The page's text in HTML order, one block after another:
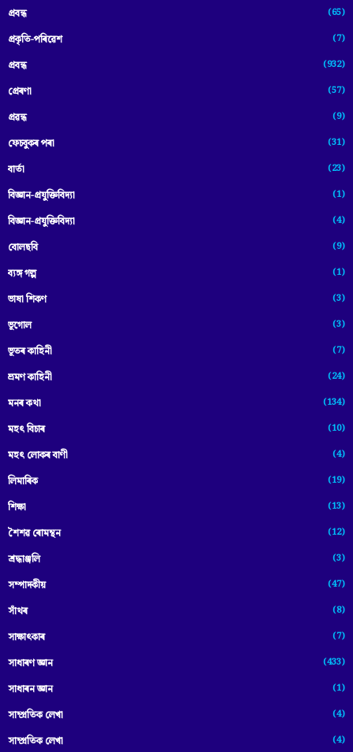
প্রবন্ধ (65)
প্ৰকৃতি-পৰিৱেশ (7)
প্ৰবন্ধ (932)
প্ৰেৰণা (57)
প্ৰৱন্ধ (9)
ফেচবুকৰ পৰা (31)
বাৰ্তা (23)
বিজ্ঞান-প্রযুক্তিবিদ্যা (1)
বিজ্ঞান-প্ৰযুক্তিবিদ্যা (4)
বোলছবি (9)
ব্যঙ্গ গল্প (1)
ভাষা শিকণ (3)
ভূগোল (3)
ভূতৰ কাহিনী (7)
ভ্ৰমণ কাহিনী (24)
মনৰ কথা (134)
মহৎ বিচাৰ (10)
মহৎ লোকৰ বাণী (4)
লিমাৰিক (19)
শিক্ষা (13)
শৈশৱ ৰোমন্থন (12)
শ্ৰদ্ধাঞ্জলি (3)
সম্পাদকীয় (47)
সাঁথৰ (8)
সাক্ষাৎকাৰ (7)
সাধাৰণ জ্ঞান (433)
সাধাৰন জ্ঞান (1)
সাম্প্রতিক লেখা (4)
সাম্প্ৰতিক লেখা (4)